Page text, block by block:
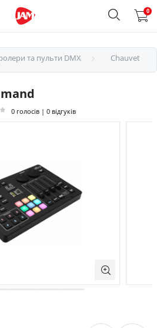
0
та пульти DMX Chauvet
0 голосів | 0 відгуків